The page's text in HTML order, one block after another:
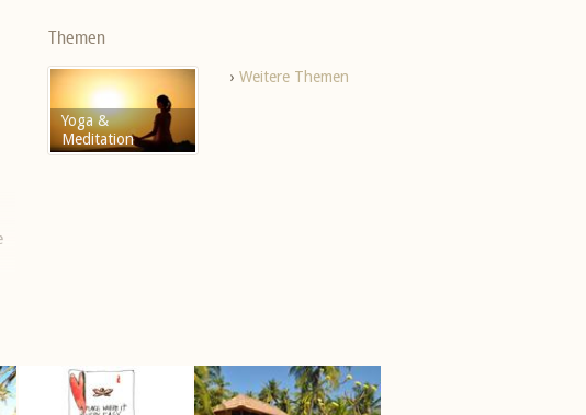
Themen
Yoga &
Meditation
›Weitere Themen